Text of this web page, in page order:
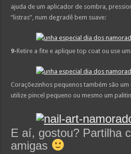
ajuda de um aplicador de sombra,
“listras”, num degradê bem suave:
9-Retire a fite e aplique top coat ou use
Coraçõezinhos pequenos também são um
utilize pincel pequeno ou mesmo um
E aí, gostou? Partilha
amigas